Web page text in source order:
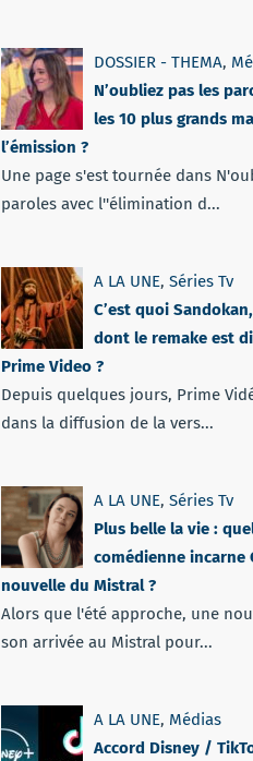
DOSSIER - THEMA,
N’oubliez pas les
les 10 plus grands
l’émission ?
Une page s'est tournée dans
paroles avec l''élimination d...
A LA UNE, Séries Tv
C’est quoi
dont le remake est
Prime Video ?
Depuis quelques jours, Prime
dans la diffusion de la vers...
A LA UNE, Séries Tv
Plus belle la vie :
comédienne incarne
nouvelle du Mistral ?
Alors que l'été approche, une
son arrivée au Mistral pour...
A LA UNE, Médias
Accord Disney /